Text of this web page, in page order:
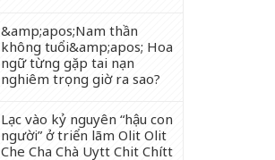
&amp;apos;Nam thần
không tuổi&amp;apos; Hoa
ngữ từng gặp tai nạn
nghiêm trọng giờ ra sao?
Lạc vào kỷ nguyên “hậu con
người” ở triển lãm Olit Olit
Che Cha Chà Uytt Chit Chítt